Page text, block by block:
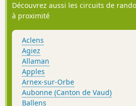
Découvrez aussi les circuits de
à proximité
Aclens
Agiez
Allaman
Apples
Arnex-sur-Orbe
Aubonne (Canton de Vaud)
Ballens